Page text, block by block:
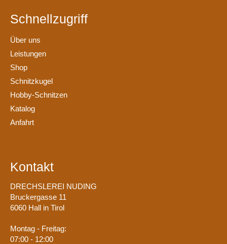
Schnellzugriff
Über uns
Leistungen
Shop
Schnitzkugel
Hobby-Schnitzen
Katalog
Anfahrt
Kontakt
DRECHSLEREI NUDING
Bruckergasse 11
6060 Hall in Tirol
Montag - Freitag:
07:00 - 12:00